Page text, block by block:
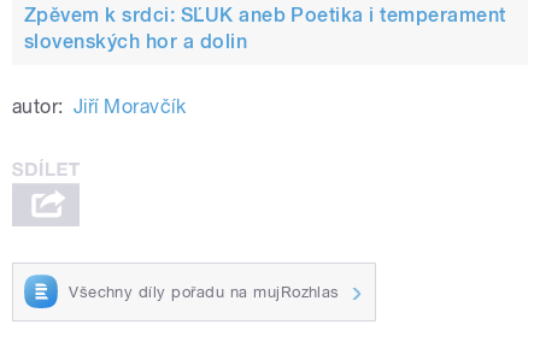
Zpěvem k srdci: SĽUK aneb Poetika i temperament
slovenských hor a dolin
autor: Jiří Moravčík
Všechny díly pořadu na mujRozhlas